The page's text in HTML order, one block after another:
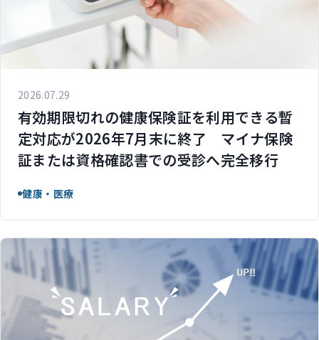
2026.07.29
有効期限切れの健康保険証を利用できる暫
定対応が2026年7月末に終了 マイナ保険
証または資格確認書での受診へ完全移行
健康・医療